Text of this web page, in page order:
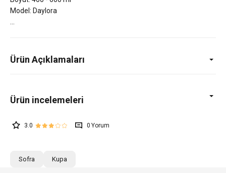
Model: Daylora
Ürün Açıklamaları
3.0 0
Sofra Kupa